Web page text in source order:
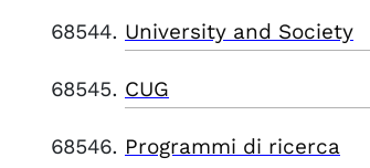
University and Society
CUG
Programmi di ricerca